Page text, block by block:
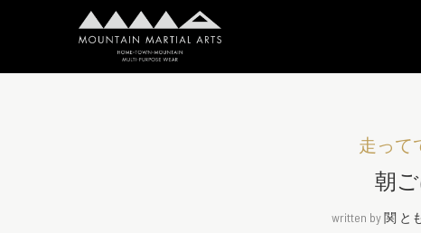
走って
朝
written by関 と